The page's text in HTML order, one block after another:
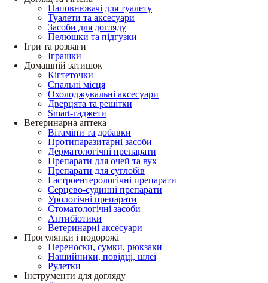
Наповнювачі для туалету
Туалети та аксесуари
Засоби для догляду
Пелюшки та підгузки
Ігри та розваги
Іграшки
Домашній затишок
Кігтеточки
Спальні місця
Охолоджувальні аксесуари
Дверцята та решітки
Smart-гаджети
Ветеринарна аптека
Вітаміни та добавки
Протипаразитарні засоби
Дерматологічні препарати
Препарати для очей та вух
Препарати для суглобів
Гастроентерологічні препарати
Серцево-судинні препарати
Урологічні препарати
Стоматологічні засоби
Антибіотики
Ветеринарні аксесуари
Прогулянки і подорожі
Переноски, сумки, рюкзаки
Нашийники, повідці, шлеї
Рулетки
Інструменти для догляду